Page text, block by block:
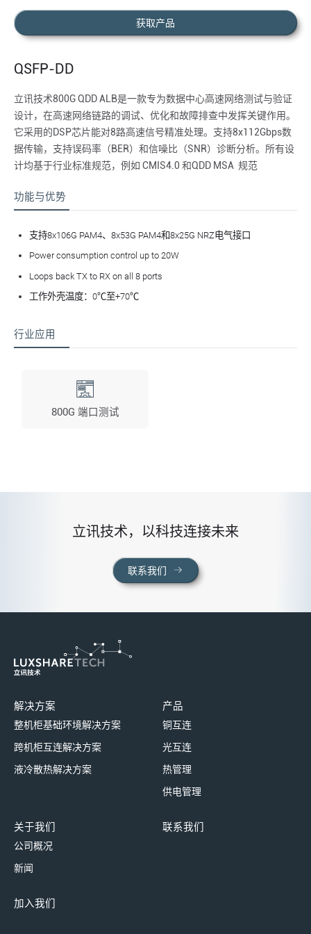
获取产品
QSFP-DD
立讯技术800G QDD ALB是一款专为数据中心高速网络测试与验证
设计，在高速网络链路的调试、优化和故障排查中发挥关键作用。
它采用的DSP芯片能对8路高速信号精准处理。支持8x112Gbps数
据传输，支持误码率（BER）和信噪比（SNR）诊断分析。所有设
计均基于行业标准规范，例如 CMIS4.0 和QDD MSA 规范
功能与优势
支持8x106G PAM4、8x53G PAM4和8x25G NRZ电气接口
Power consumption control up to 20W
Loops back TX to RX on all 8 ports
工作外壳温度：0℃至+70℃
行业应用
800G 端口测试
立讯技术，以科技连接未来
联系我们
解决方案
整机柜基础环境解决方案
跨机柜互连解决方案
液冷散热解决方案
产品
铜互连
光互连
热管理
供电管理
关于我们
公司概况
新闻
联系我们
加入我们